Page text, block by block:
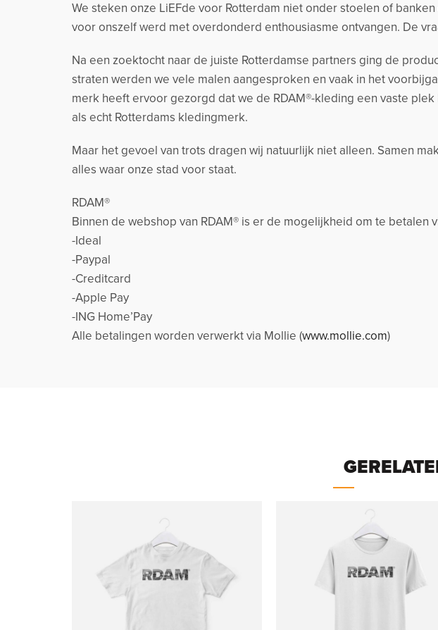
We steken onze LiEFde voor Rotterdam niet onder stoelen of
voor onszelf werd met overdonderd enthousiasme ontvangen. De
Na een zoektocht naar de juiste Rotterdamse partners ging de
straten werden we vele malen aangesproken en vaak in het
merk heeft ervoor gezorgd dat we de RDAM®-kleding een vaste
als echt Rotterdams kledingmerk.
Maar het gevoel van trots dragen wij natuurlijk niet alleen. Samen
alles waar onze stad voor staat.
RDAM®
Binnen de webshop van RDAM® is er de mogelijkheid om te betalen
-Ideal
-Paypal
-Creditcard
-Apple Pay
-ING Home’Pay
Alle betalingen worden verwerkt via Mollie (www.mollie.com)